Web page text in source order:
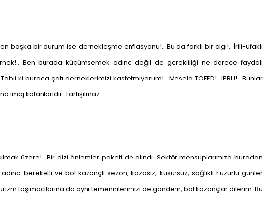
başka bir durum ise dernekleşme enflasyonu!.. Bu da farklı bir algı!.. İrili-ufaklı
Ben burada küçümsemek adına değil de gerekliliği ne derece faydalı
ki burada çatı derneklerimizi kastetmiyorum!.. Mesela TOFED!.. IPRU!.. Bunlar
imaj katanlarıdır. Tartışılmaz.
üzere!.. Bir dizi önlemler paketi de alındı. Sektör mensuplarımıza buradan
bereketli ve bol kazançlı sezon, kazasız, kusursuz, sağlıklı huzurlu günler
taşımacılarına da aynı temennilerimizi de gönderir, bol kazançlar dilerim. Bu